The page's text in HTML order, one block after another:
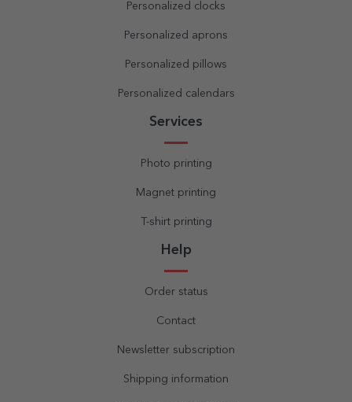
Personalized clocks
Personalized aprons
Personalized pillows
Personalized calendars
Services
Photo printing
Magnet printing
T-shirt printing
Help
Order status
Contact
Newsletter subscription
Shipping information